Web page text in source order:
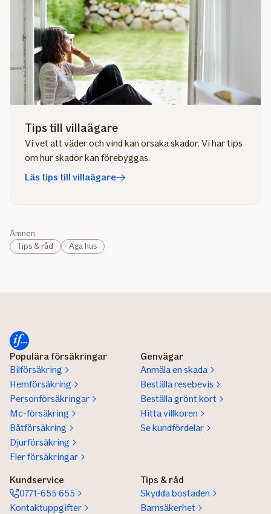
Tips till villaägare
Vi vet att väder och vind kan orsaka skador. Vi har tips
om hur skador kan förebyggas.
Läs tips till villaägare
Ämnen
Tips & råd
Äga hus
Populära försäkringar
Bilförsäkring
Hemförsäkring
Personförsäkringar
Mc-försäkring
Båtförsäkring
Djurförsäkring
Fler försäkringar
Genvägar
Anmäla en skada
Beställa resebevis
Beställa grönt kort
Hitta villkoren
Se kundfördelar
Kundservice
0771-655 655
Kontaktuppgifter
Tips & råd
Skydda bostaden
Barnsäkerhet